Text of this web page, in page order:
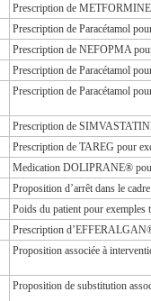
Prescription de METFORMINE
Prescription de Paracétamol
Prescription de NEFOPMA
Prescription de Paracétamol
Prescription de Paracétamol
Prescription de
Prescription de TAREG pour
Medication DOLIPRANE®
Proposition d’arrêt dans le
Poids du patient pour exemples
Prescription
Proposition associée à
Proposition de substitution